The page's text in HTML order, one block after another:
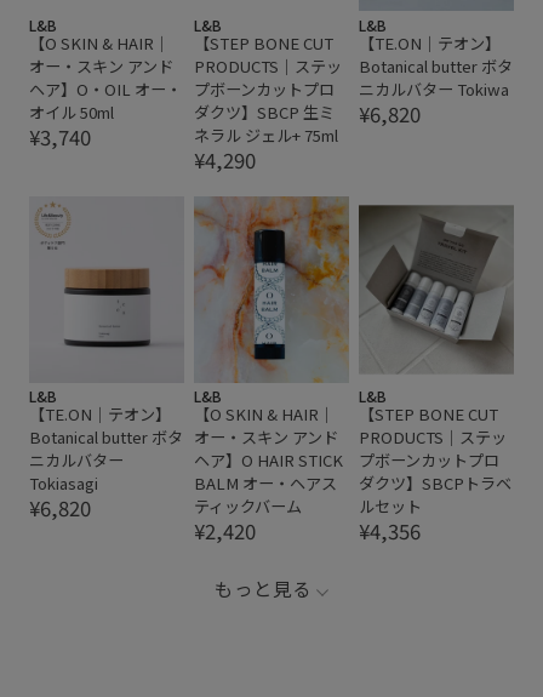
L&B
【O SKIN & HAIR｜
オー・スキン アンド
ヘア】O・OIL オー・
オイル 50ml
¥3,740
L&B
【STEP BONE CUT
PRODUCTS｜ステッ
プボーンカットプロ
ダクツ】SBCP 生ミ
ネラル ジェル+ 75ml
¥4,290
L&B
【TE.ON｜テオン】
Botanical butter ボタ
ニカルバター Tokiwa
¥6,820
L&B
【TE.ON｜テオン】
Botanical butter ボタ
ニカルバター
Tokiasagi
¥6,820
L&B
【O SKIN & HAIR｜
オー・スキン アンド
ヘア】O HAIR STICK
BALM オー・ヘアス
ティックバーム
¥2,420
L&B
【STEP BONE CUT
PRODUCTS｜ステッ
プボーンカットプロ
ダクツ】SBCPトラベ
ルセット
¥4,356
もっと見る